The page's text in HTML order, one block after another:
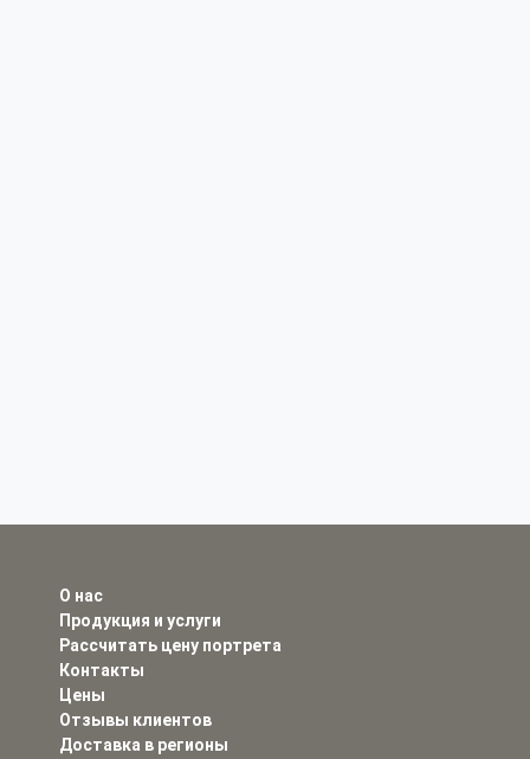
О нас
Продукция и услуги
Рассчитать цену портрета
Контакты
Цены
Отзывы клиентов
Доставка в регионы